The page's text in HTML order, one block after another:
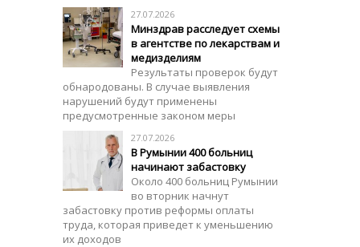
27.07.2026
Минздрав расследует схемы
в агентстве по лекарствам и
медизделиям
Результаты проверок будут
обнародованы. В случае выявления
нарушений будут применены
предусмотренные законом меры
27.07.2026
В Румынии 400 больниц
начинают забастовку
Около 400 больниц Румынии
во вторник начнут
забастовку против реформы оплаты
труда, которая приведет к уменьшению
их доходов